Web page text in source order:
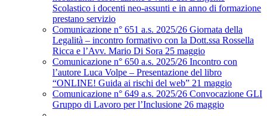
Scolastico i docenti neo-assunti e in anno di formazione
prestano servizio
Comunicazione n° 651 a.s. 2025/26 Giornata della
Legalità – incontro formativo con la Dott.ssa Rossella
Ricca e l’Avv. Mario Di Sora 25 maggio
Comunicazione n° 650 a.s. 2025/26 Incontro con
l’autore Luca Volpe – Presentazione del libro
“ONLINE! Guida ai rischi del web” 21 maggio
Comunicazione n° 649 a.s. 2025/26 Convocazione GLI
Gruppo di Lavoro per l’Inclusione 26 maggio